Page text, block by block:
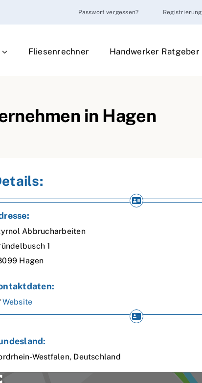
Passwort vergessen? Registrierung
Fliesenrechner Handwerker Ratgeber
in Hagen
Abbrucharbeiten
1
Hagen
Website
Westfalen, Deutschland